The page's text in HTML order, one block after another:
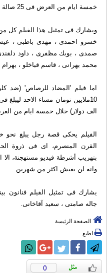
خمسة ایام من العرض فی 25 صالة للسینما بطهران.
ویشارك فی تمثیل هذا الفیلم كل
خسرو احمدی ، مهدی باطبی ،
صمدی ، بوبك مظفری ، داود
محمد بهرانی ، قاسم قباخلو ، بهرام
اما فیلم 'المضاد للرصاص' (ضد
الف دولار) خلال خمسة ایام من العرض فی 18
الفیلم یحكی قصة رجل یبلغ
القرن المنصرم، ای فی ذروة
بتهریب أشرطة فیدیو مستهجنة،
وانه لن یعیش اكثر من شهرین..
یشارك فی تمثیل الفیلم فنانون
جاله صامتی ، سعید آقاخانی.
الصفحة الرئيسة
اطبع
0